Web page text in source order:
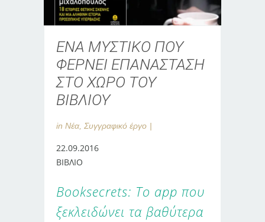
ΕΝΑ ΜΥΣΤΙΚΟ ΠΟΥ
ΦΕΡΝΕΙ ΕΠΑΝΑΣΤΑΣΗ
ΣΤΟ ΧΩΡΟ ΤΟΥ
ΒΙΒΛΙΟΥ
in Νέα Συγγραφικό έργο
22.09.2016
ΒΙΒΛΙΟ
Booksecrets: To app που
ξεκλειδώνει τα βαθύτερα